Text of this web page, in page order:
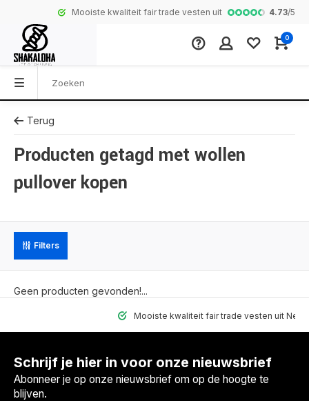
Mooiste kwaliteit fair trade vesten uit Nepal Complete
4.73/5
0
Terug
Producten getagd met wollen
pullover kopen
Filters
Geen producten gevonden!...
Mooiste kwaliteit fair trade vesten uit Nepal
Schrijf je hier in voor onze nieuwsbrief
Abonneer je op onze nieuwsbrief om op de hoogte te
blijven.